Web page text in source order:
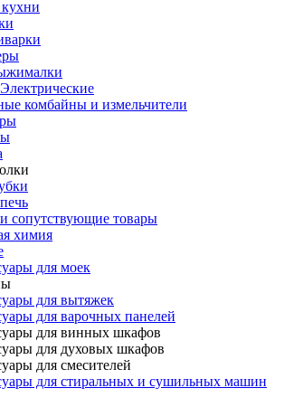
комбайны и измельчители
сопутствующие товары
химия
для моек
для вытяжек
для варочных панелей
для винных шкафов
для духовых шкафов
для смесителей
для стиральных и сушильных машин